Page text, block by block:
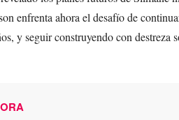
enfrenta ahora el desafío de
y seguir construyendo con destreza